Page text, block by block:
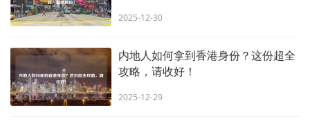
2025-12-30
内地人如何拿到香港身份？这份超全
攻略，请收好！
2025-12-29